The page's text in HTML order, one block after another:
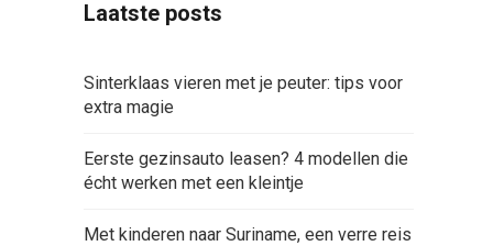
Laatste posts
Sinterklaas vieren met je peuter: tips voor
extra magie
Eerste gezinsauto leasen? 4 modellen die
écht werken met een kleintje
Met kinderen naar Suriname, een verre reis